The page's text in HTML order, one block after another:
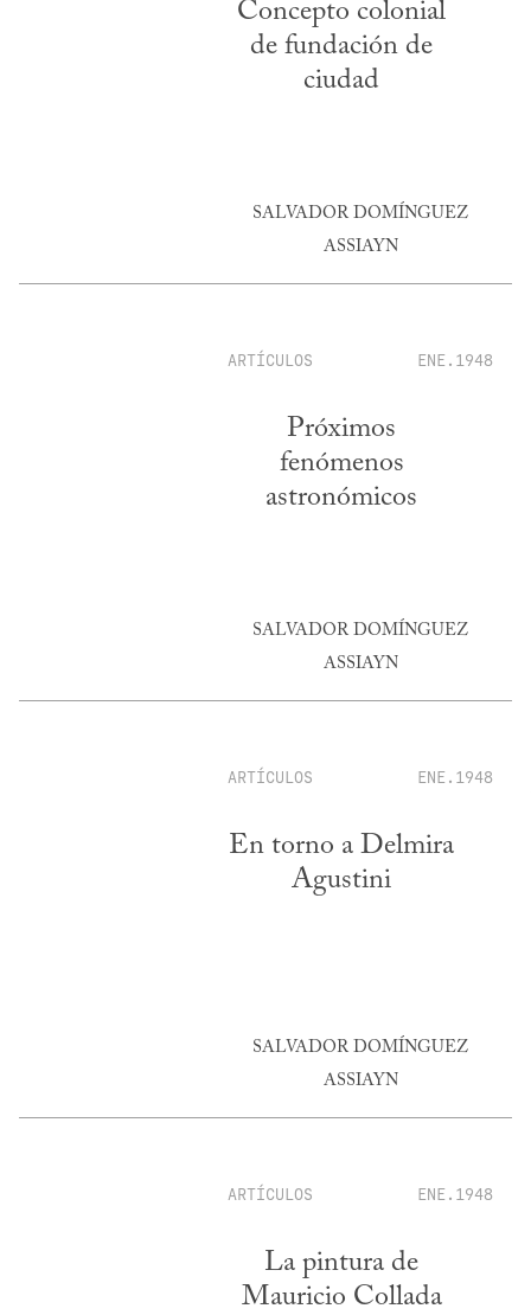
Concepto colonial
de fundación de
ciudad
SALVADOR DOMÍNGUEZ
ASSIAYN
ARTÍCULOS ENE.1948
Próximos
fenómenos
astronómicos
SALVADOR DOMÍNGUEZ
ASSIAYN
ARTÍCULOS ENE.1948
En torno a Delmira
Agustini
SALVADOR DOMÍNGUEZ
ASSIAYN
ARTÍCULOS ENE.1948
La pintura de
Mauricio Collada